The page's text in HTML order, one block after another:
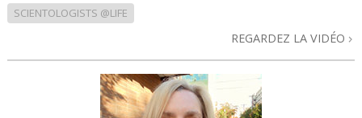
SCIENTOLOGISTS @LIFE
REGARDEZ LA VIDÉO